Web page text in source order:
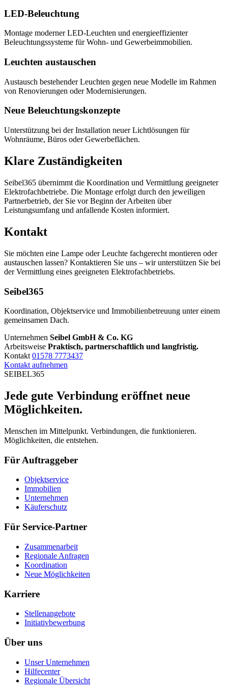
LED-Beleuchtung
Montage moderner LED-Leuchten und energieeffizienter
Beleuchtungssysteme für Wohn- und Gewerbeimmobilien.
Leuchten austauschen
Austausch bestehender Leuchten gegen neue Modelle im Rahmen
von Renovierungen oder Modernisierungen.
Neue Beleuchtungskonzepte
Unterstützung bei der Installation neuer Lichtlösungen für
Wohnräume, Büros oder Gewerbeflächen.
Klare Zuständigkeiten
Seibel365 übernimmt die Koordination und Vermittlung geeigneter
Elektrofachbetriebe. Die Montage erfolgt durch den jeweiligen
Partnerbetrieb, der Sie vor Beginn der Arbeiten über
Leistungsumfang und anfallende Kosten informiert.
Kontakt
Sie möchten eine Lampe oder Leuchte fachgerecht montieren oder
austauschen lassen? Kontaktieren Sie uns – wir unterstützen Sie bei
der Vermittlung eines geeigneten Elektrofachbetriebs.
Seibel365
Koordination, Objektservice und Immobilienbetreuung unter einem
gemeinsamen Dach.
Unternehmen Seibel GmbH & Co. KG
Arbeitsweise Praktisch, partnerschaftlich und langfristig.
Kontakt 01578 7773437
Kontakt aufnehmen
SEIBEL365
Jede gute Verbindung eröffnet neue
Möglichkeiten.
Menschen im Mittelpunkt. Verbindungen, die funktionieren.
Möglichkeiten, die entstehen.
Für Auftraggeber
Objektservice
Immobilien
Unternehmen
Käuferschutz
Für Service-Partner
Zusammenarbeit
Regionale Anfragen
Koordination
Neue Möglichkeiten
Karriere
Stellenangebote
Initiativbewerbung
Über uns
Unser Unternehmen
Hilfecenter
Regionale Übersicht